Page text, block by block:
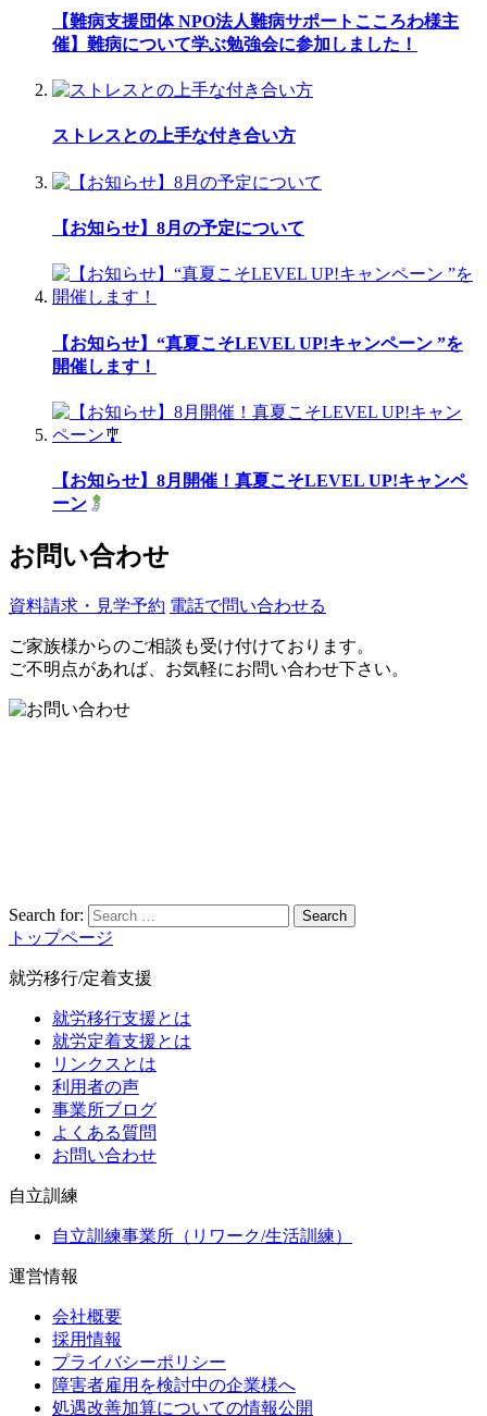
【難病支援団体 NPO法人難病サポートこころわ様主
催】難病について学ぶ勉強会に参加しました！
ストレスとの上手な付き合い方
【お知らせ】8月の予定について
【お知らせ】“真夏こそLEVEL UP!キャンペーン ”を
開催します！
【お知らせ】8月開催！真夏こそLEVEL UP!キャンペ
ーン
お問い合わせ
資料請求・見学予約 電話で問い合わせる
ご家族様からのご相談も受け付けております。
ご不明点があれば、お気軽にお問い合わせ下さい。
Search for: Search
トップページ
就労移行/定着支援
就労移行支援とは
就労定着支援とは
リンクスとは
利用者の声
事業所ブログ
よくある質問
お問い合わせ
自立訓練
自立訓練事業所（リワーク/生活訓練）
運営情報
会社概要
採用情報
プライバシーポリシー
障害者雇用を検討中の企業様へ
処遇改善加算についての情報公開